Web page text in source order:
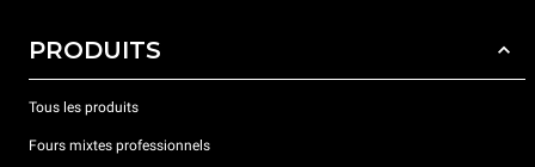
PRODUITS
Tous les produits
Fours mixtes professionnels